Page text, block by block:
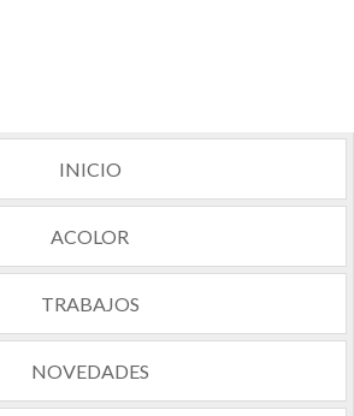
INICIO
ACOLOR
TRABAJOS
NOVEDADES